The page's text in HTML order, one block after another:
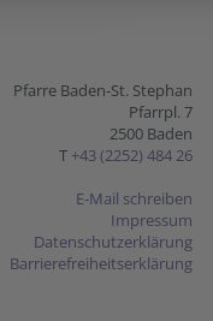
Pfarre Baden-St. Stephan
Pfarrpl. 7
2500 Baden
T +43 (2252) 484 26
E-Mail schreiben
Impressum
Datenschutzerklärung
Barrierefreiheitserklärung